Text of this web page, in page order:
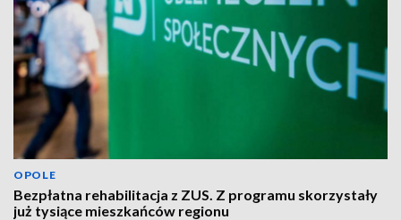
OPOLE
Bezpłatna rehabilitacja z ZUS. Z programu skorzystały
już tysiące mieszkańców regionu